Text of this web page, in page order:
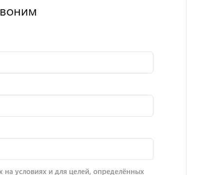
условиях и для целей, определённых